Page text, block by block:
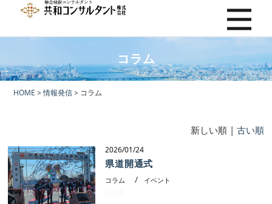
コラム
HOME >情報発信> コラム
新しい順 | 古い順
2026/01/24
県道開通式
コラム
イベント